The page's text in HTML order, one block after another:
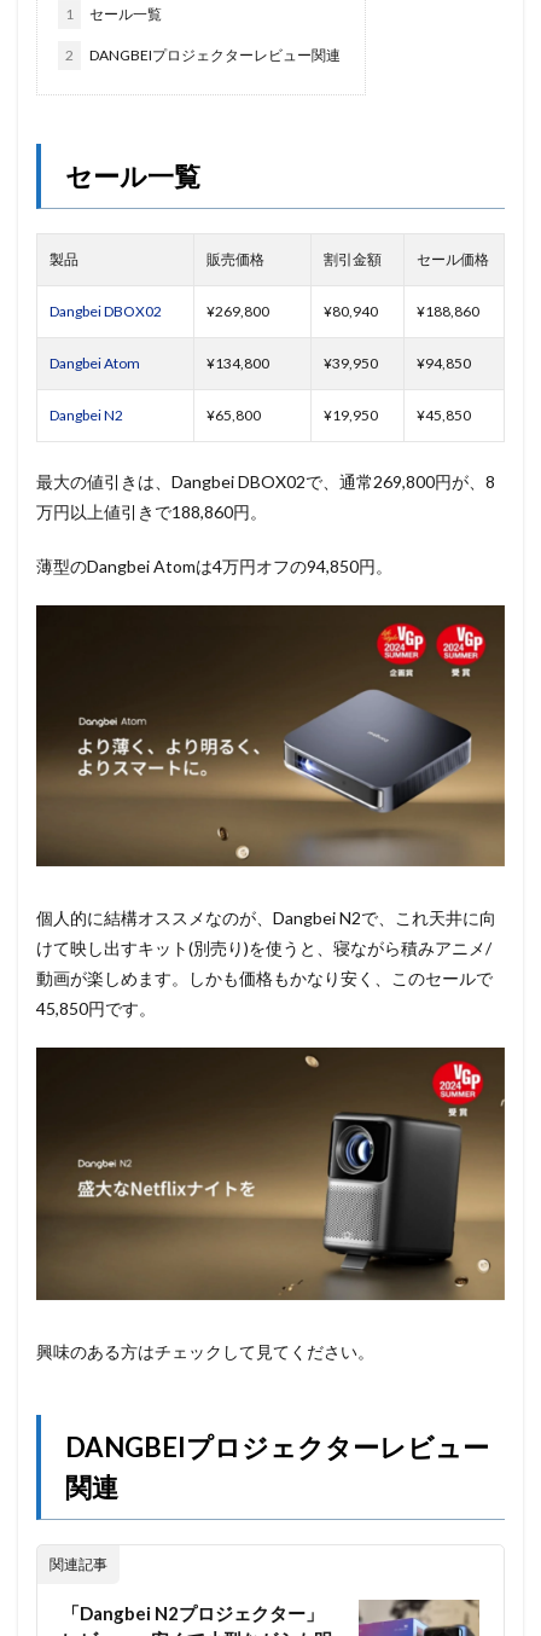
1 セール一覧
2 DANGBEIプロジェクターレビュー関連
セール一覧
製品 販売価格 割引金額 セール価格
Dangbei DBOX02 ¥269,800 ¥80,940 ¥188,860
Dangbei Atom ¥134,800 ¥39,950 ¥94,850
Dangbei N2 ¥65,800 ¥19,950 ¥45,850
最大の値引きは、Dangbei DBOX02で、通常269,800円が、8
万円以上値引きで188,860円。
薄型のDangbei Atomは4万円オフの94,850円。
個人的に結構オススメなのが、Dangbei N2で、これ天井に向
けて映し出すキット(別売り)を使うと、寝ながら積みアニメ/
動画が楽しめます。しかも価格もかなり安く、このセールで
45,850円です。
興味のある方はチェックして見てください。
DANGBEIプロジェクターレビュー
関連
関連記事
「Dangbei N2プロジェクター」